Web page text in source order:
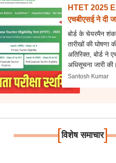
HTET 2025
एचबीएसई ने दी
बोर्ड के चेयरमैन
तारीखों की
अतिरिक्त, बोर्ड ने
अधिसूचना जारी की।
Santosh Kumar
[विशेष समाचार]